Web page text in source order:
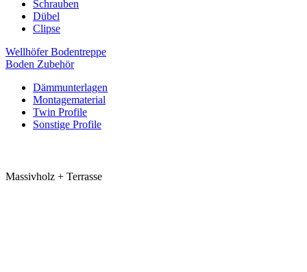
Schrauben
Dübel
Clipse
Wellhöfer Bodentreppe
Boden Zubehör
Dämmunterlagen
Montagematerial
Twin Profile
Sonstige Profile
Massivholz + Terrasse